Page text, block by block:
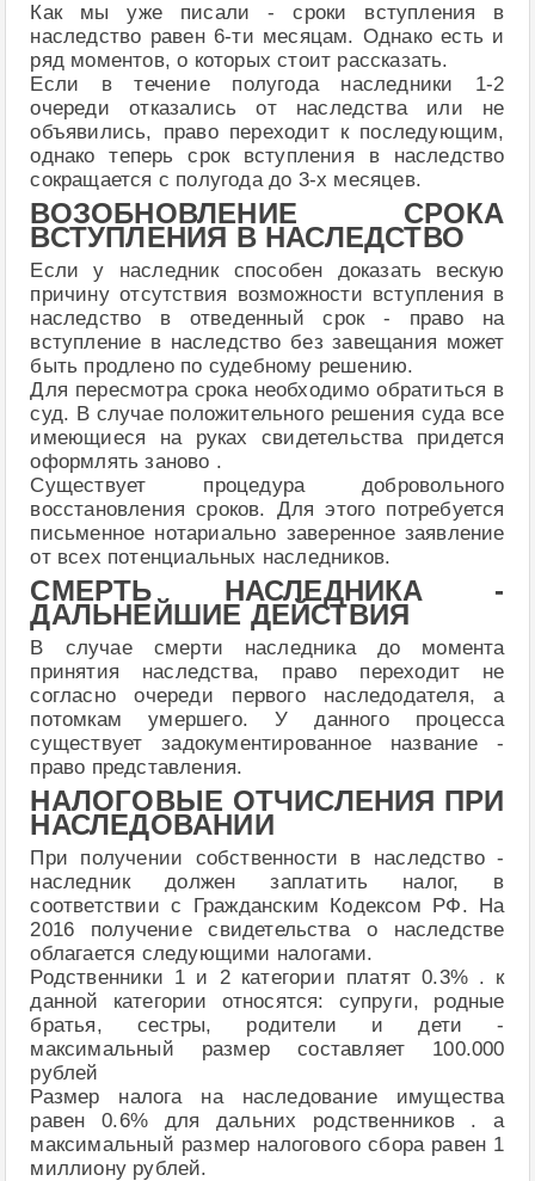
Как мы уже писали - сроки вступления в
наследство равен 6-ти месяцам. Однако есть и
ряд моментов, о которых стоит рассказать.
Если в течение полугода наследники 1-2
очереди отказались от наследства или не
объявились, право переходит к последующим,
однако теперь срок вступления в наследство
сокращается с полугода до 3-х месяцев.
ВОЗОБНОВЛЕНИЕ СРОКА
ВСТУПЛЕНИЯ В НАСЛЕДСТВО
Если у наследник способен доказать вескую
причину отсутствия возможности вступления в
наследство в отведенный срок - право на
вступление в наследство без завещания может
быть продлено по судебному решению.
Для пересмотра срока необходимо обратиться в
суд. В случае положительного решения суда все
имеющиеся на руках свидетельства придется
оформлять заново .
Существует процедура добровольного
восстановления сроков. Для этого потребуется
письменное нотариально заверенное заявление
от всех потенциальных наследников.
СМЕРТЬ НАСЛЕДНИКА -
ДАЛЬНЕЙШИЕ ДЕЙСТВИЯ
В случае смерти наследника до момента
принятия наследства, право переходит не
согласно очереди первого наследодателя, а
потомкам умершего. У данного процесса
существует задокументированное название -
право представления.
НАЛОГОВЫЕ ОТЧИСЛЕНИЯ ПРИ
НАСЛЕДОВАНИИ
При получении собственности в наследство -
наследник должен заплатить налог, в
соответствии с Гражданским Кодексом РФ. На
2016 получение свидетельства о наследстве
облагается следующими налогами.
Родственники 1 и 2 категории платят 0.3% . к
данной категории относятся: супруги, родные
братья, сестры, родители и дети -
максимальный размер составляет 100.000
рублей
Размер налога на наследование имущества
равен 0.6% для дальних родственников . а
максимальный размер налогового сбора равен 1
миллиону рублей.